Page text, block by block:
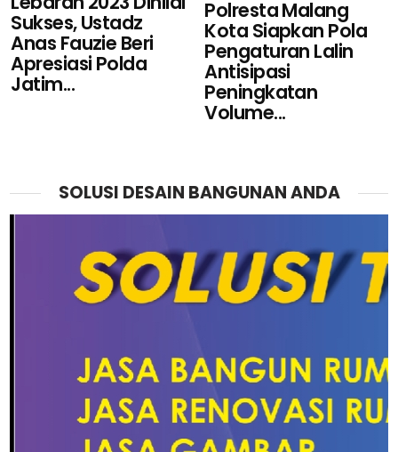
Sukses, Ustadz
Anas Fauzie Beri
Apresiasi Polda
Jatim...
Polresta Malang
Kota Siapkan Pola
Pengaturan Lalin
Antisipasi
Peningkatan
Volume...
SOLUSI DESAIN BANGUNAN ANDA